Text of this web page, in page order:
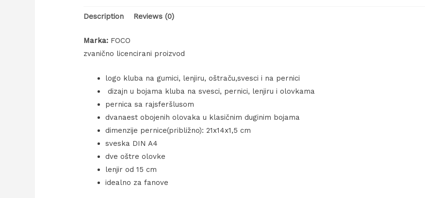
Description Reviews (0)
Marka: FOCO
zvanično licencirani proizvod
logo kluba na gumici, lenjiru, oštraču,svesci i na pernici
dizajn u bojama kluba na svesci, pernici, lenjiru i olovkama
pernica sa rajsferšlusom
dvanaest obojenih olovaka u klasičnim duginim bojama
dimenzije pernice(približno): 21x14x1,5 cm
sveska DIN A4
dve oštre olovke
lenjir od 15 cm
idealno za fanove